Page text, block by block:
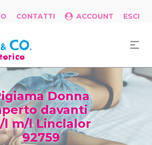
CONTATTI ACCOUNT ESCI
Donna
davanti
l m/l Linclalor
92759